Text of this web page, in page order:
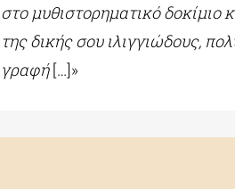
στο μυθιστορηματικό δοκίμιο
της δικής σου ιλιγγιώδους,
γραφή[…]»